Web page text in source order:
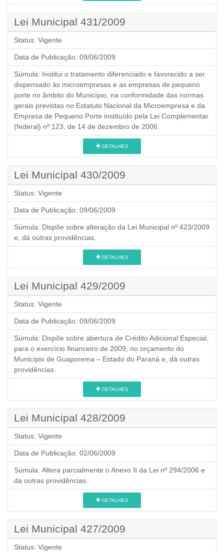
Lei Municipal 431/2009
Status: Vigente
Data de Publicação: 09/06/2009
Súmula: Institui o tratamento diferenciado e favorecido a ser
dispensado às microempresas e as empresas de pequeno
porte no âmbito do Município, na conformidade das normas
gerais previstas no Estatuto Nacional da Microempresa e da
Empresa de Pequeno Porte instituído pela Lei Complementar
(federal) nº 123, de 14 de dezembro de 2006.
DETALHES
Lei Municipal 430/2009
Status: Vigente
Data de Publicação: 09/06/2009
Súmula: Dispõe sobre alteração da Lei Municipal nº 423/2009
e, dá outras providências.
DETALHES
Lei Municipal 429/2009
Status: Vigente
Data de Publicação: 09/06/2009
Súmula: Dispõe sobre abertura de Crédito Adicional Especial,
para o exercício financeiro de 2009, no orçamento do
Município de Guaporema – Estado do Paraná e, dá outras
providências.
DETALHES
Lei Municipal 428/2009
Status: Vigente
Data de Publicação: 02/06/2009
Súmula: Altera parcialmente o Anexo II da Lei nº 294/2006 e
da outras providências.
DETALHES
Lei Municipal 427/2009
Status: Vigente